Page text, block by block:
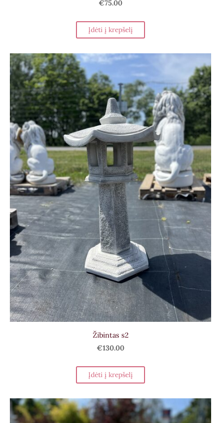
€75.00
Įdėti į krepšelį
Žibintas s2
€130.00
Įdėti į krepšelį